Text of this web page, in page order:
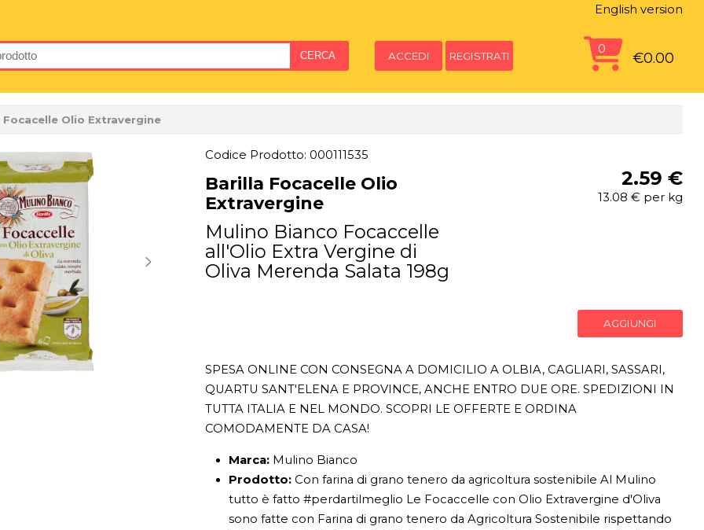
English version
ACCEDI REGISTRATI
0
€0.00
Focacelle Olio Extravergine
Codice Prodotto: 000111535
Barilla Focacelle Olio
Extravergine
Mulino Bianco Focaccelle
all'Olio Extra Vergine di
Oliva Merenda Salata 198g
2.59 €
13.08 € per kg
AGGIUNGI
SPESA ONLINE CON CONSEGNA A DOMICILIO A OLBIA, CAGLIARI, SASSARI,
QUARTU SANT'ELENA E PROVINCE, ANCHE ENTRO DUE ORE. SPEDIZIONI IN
TUTTA ITALIA E NEL MONDO. SCOPRI LE OFFERTE E ORDINA
COMODAMENTE DA CASA!
Marca:Mulino Bianco
Prodotto:Con farina di grano tenero da agricoltura sostenibile Al Mulino
tutto è fatto #perdartilmeglio Le Focaccelle con Olio Extravergine d'Oliva
sono fatte con Farina di grano tenero da Agricoltura Sostenibile rispettando